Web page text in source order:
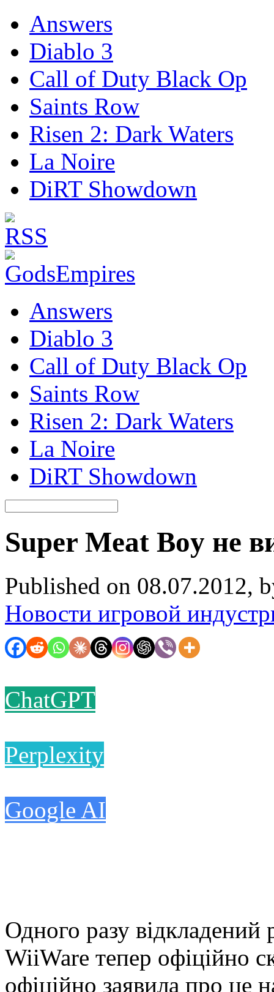
Answers
Diablo 3
Call of Duty Black Op
Saints Row
Risen 2: Dark Waters
La Noire
DiRT Showdown
Answers
Diablo 3
Call of Duty Black Op
Saints Row
Risen 2: Dark Waters
La Noire
DiRT Showdown
Super Meat Boy не
Published on 08.07.2012,
Новости игровой
ChatGPT
Perplexity
Google AI
Одного разу відкладений
WiiWare тепер офіційно
офіційно заявила про це